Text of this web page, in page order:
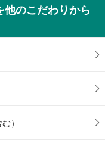
のこだわりから
）